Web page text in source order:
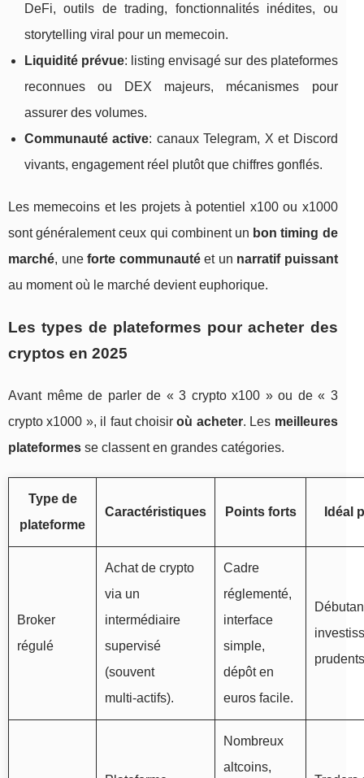
DeFi, outils de trading, fonctionnalités inédites, ou
storytelling viral pour un memecoin.
Liquidité prévue: listing envisagé sur des plateformes
reconnues ou DEX majeurs, mécanismes pour
assurer des volumes.
Communauté active: canaux Telegram, X et Discord
vivants, engagement réel plutôt que chiffres gonflés.
Les memecoins et les projets à potentiel x100 ou x1000
sont généralement ceux qui combinent un bon timing de
marché, uneforte communautéet un narratif puissant
au moment où le marché devient euphorique.
Les types de plateformes pour acheter des
cryptos en 2025
Avant même de parler de « 3 crypto x100 » ou de « 3
crypto x1000 », il faut choisiroù acheter. Les meilleures
plateformes se classent en grandes catégories.
Type de
plateforme
Caractéristiques Points forts Idéal
Broker
régulé
Achat de crypto
via un
intermédiaire
supervisé
(souvent
multi‑actifs).
Cadre
réglementé,
interface
simple,
dépôt en
euros facile.
Nombreux
altcoins,